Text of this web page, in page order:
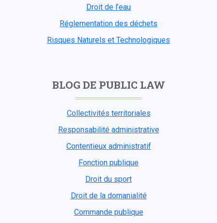
Droit de l’eau
Réglementation des déchets
Risques Naturels et Technologiques
BLOG DE PUBLIC LAW
Collectivités territoriales
Responsabilité administrative
Contentieux administratif
Fonction publique
Droit du sport
Droit de la domanialité
Commande publique